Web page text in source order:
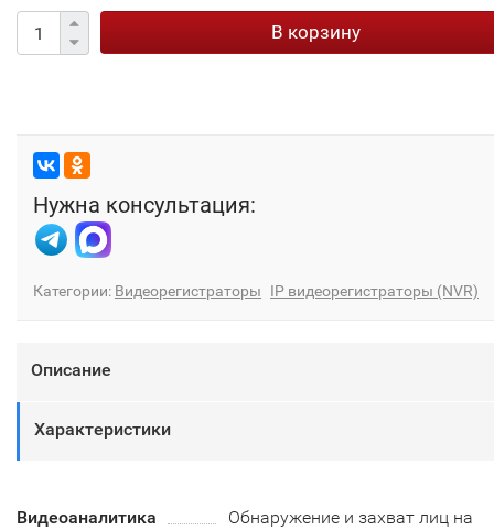
В корзину
Нужна консультация:
Категории: Видеорегистраторы IP видеорегистраторы (NVR)
Описание
Характеристики
Видеоаналитика
Обнаружение и захват лиц на